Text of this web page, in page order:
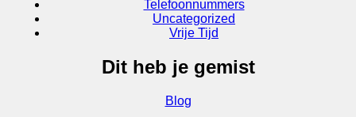
Telefoonnummers
Uncategorized
Vrije Tijd
Dit heb je gemist
Blog